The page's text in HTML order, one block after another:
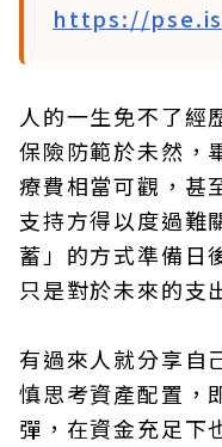
https://
人的一生免不了經
保險防範於未然，
療費相當可觀，甚
支持方得以度過難
蓄」的方式準備日
只是對於未來的支
有過來人就分享自
慎思考資產配置，
彈，在資金充足下